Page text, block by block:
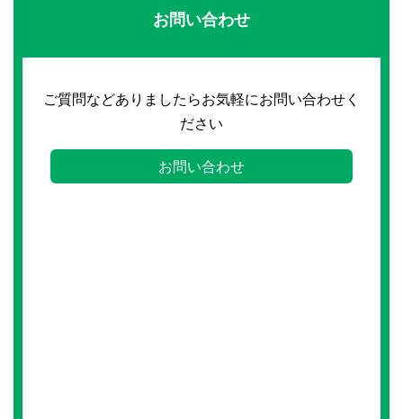
お問い合わせ
ご質問などありましたらお気軽にお問い合わせく
ださい
お問い合わせ